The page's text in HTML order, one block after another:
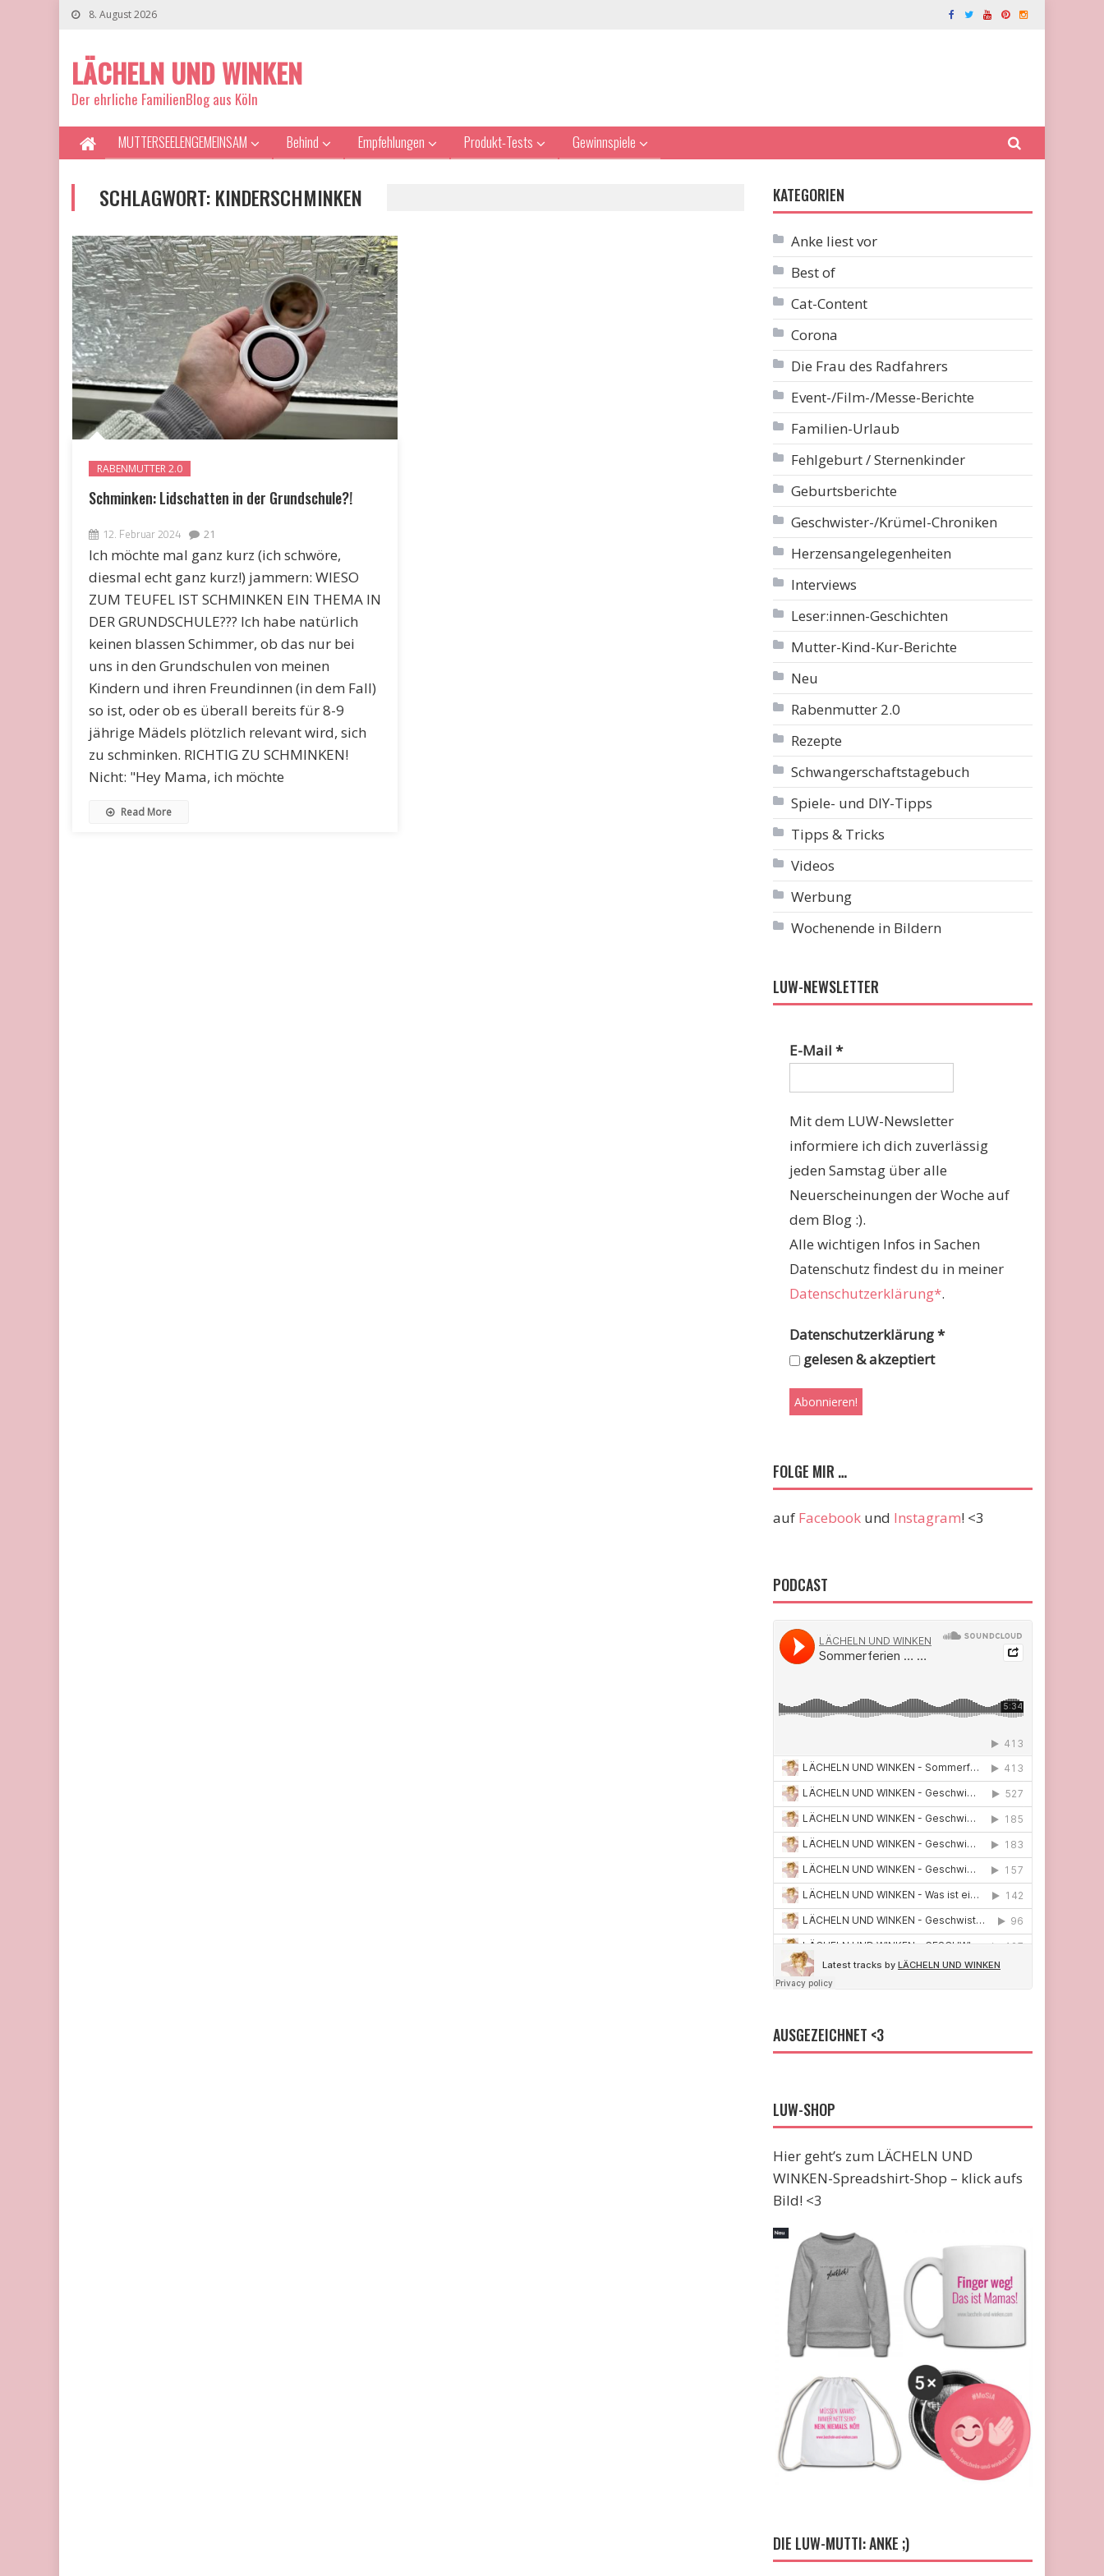
8. August 2026
LÄCHELN UND WINKEN
Der ehrliche FamilienBlog aus Köln
MUTTERSEELENGEMEINSAM Behind Empfehlungen Produkt-Tests Gewinnspiele
SCHLAGWORT:KINDERSCHMINKEN
RABENMUTTER 2.0
Schminken: Lidschatten in der Grundschule?!
12. Februar 2024 21
Ich möchte mal ganz kurz (ich schwöre,
diesmal echt ganz kurz!) jammern: WIESO
ZUM TEUFEL IST SCHMINKEN EIN THEMA IN
DER GRUNDSCHULE??? Ich habe natürlich
keinen blassen Schimmer, ob das nur bei
uns in den Grundschulen von meinen
Kindern und ihren Freundinnen (in dem Fall)
so ist, oder ob es überall bereits für 8-9
jährige Mädels plötzlich relevant wird, sich
zu schminken. RICHTIG ZU SCHMINKEN!
Nicht: "Hey Mama, ich möchte
Read More
KATEGORIEN
Anke liest vor
Best of
Cat-Content
Corona
Die Frau des Radfahrers
Event-/Film-/Messe-Berichte
Familien-Urlaub
Fehlgeburt / Sternenkinder
Geburtsberichte
Geschwister-/Krümel-Chroniken
Herzensangelegenheiten
Interviews
Leser:innen-Geschichten
Mutter-Kind-Kur-Berichte
Neu
Rabenmutter 2.0
Rezepte
Schwangerschaftstagebuch
Spiele- und DIY-Tipps
Tipps & Tricks
Videos
Werbung
Wochenende in Bildern
LUW-NEWSLETTER
E-Mail*
Mit dem LUW-Newsletter
informiere ich dich zuverlässig
jeden Samstag über alle
Neuerscheinungen der Woche auf
dem Blog :).
Alle wichtigen Infos in Sachen
Datenschutz findest du in meiner
Datenschutzerklärung*.
Datenschutzerklärung*
gelesen & akzeptiert
FOLGE MIR …
auf Facebook und Instagram! <3
PODCAST
AUSGEZEICHNET <3
LUW-SHOP
Hier geht’s zum LÄCHELN UND
WINKEN-Spreadshirt-Shop – klick aufs
Bild! <3
DIE LUW-MUTTI: ANKE ;)